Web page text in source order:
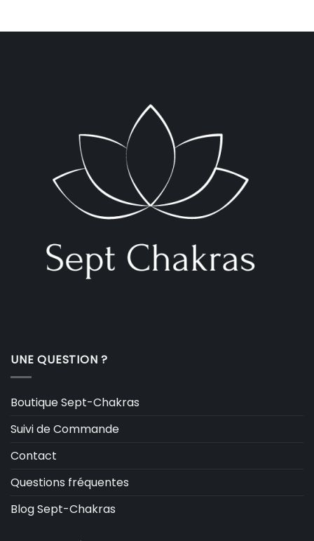
UNE QUESTION ?
Boutique Sept-Chakras
Suivi de Commande
Contact
Questions fréquentes
Blog Sept-Chakras